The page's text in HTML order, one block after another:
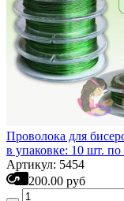
Проволока для
в упаковке: 10 шт.
Артикул: 5454
200.00 руб